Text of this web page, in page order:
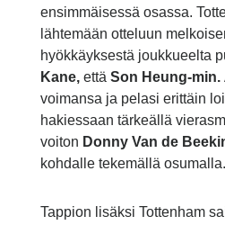
ensimmäisessä osassa.
lähtemään otteluun
hyökkäyksestä joukkueelta
Kane, että Son Heung-min.
voimansa ja pelasi erittäin
hakiessaan tärkeällä
voiton Donny Van de
kohdalle tekemällä osumalla.
Tappion lisäksi Tottenham